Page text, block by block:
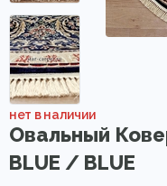
нет в наличии
Овальный
BLUE / BLUE